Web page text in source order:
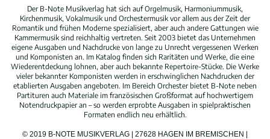
Der B-Note Musikverlag hat sich auf Orgelmusik, Harmoniummusik,
Kirchenmusik, Vokalmusik und Orchestermusik vor allem aus der Zeit der
Romantik und frühen Moderne spezialisiert, aber auch andere Gattungen wie
Kammermusik sind reichhaltig vertreten. Seit 2003 bietet das Unternehmen
eigene Ausgaben und Nachdrucke von lange zu Unrecht vergessenen Werken
und Komponisten an. Im Katalog finden sich Raritäten und Werke, die eine
Wiederentdeckung lohnen, aber auch bekannte Repertoire-Stücke. Die Werke
vieler bekannter Komponisten werden in erschwinglichen Nachdrucken der
etablierten Ausgaben angeboten. Im Bereich Orchester bietet B-Note neben
Partituren auch Materiale im französischen Großformat auf hochwertigem
Notendruckpapier an – so werden erprobte Ausgaben in spielpraktischen
Formaten endlich neu erhältlich.
© 2019 B-NOTE MUSIKVERLAG | 27628 HAGEN IM BREMISCHEN |